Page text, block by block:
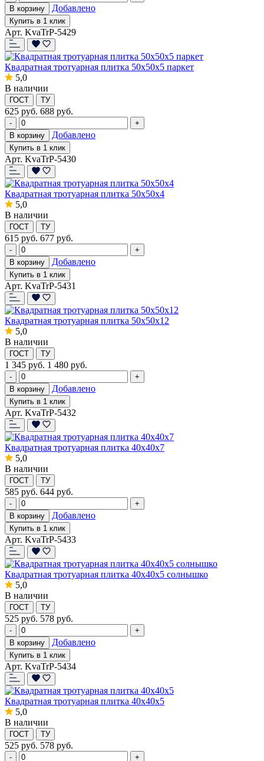
В корзину
Добавлено
Купить в 1 клик
Арт. KvaTrP-5429
Квадратная тротуарная плитка 50х50х5 паркет
5,0
В наличии
ГОСТ ТУ
625 руб. 688 руб.
-
+
В корзину
Добавлено
Купить в 1 клик
Арт. KvaTrP-5430
Квадратная тротуарная плитка 50х50х4
5,0
В наличии
ГОСТ ТУ
615 руб. 677 руб.
-
+
В корзину
Добавлено
Купить в 1 клик
Арт. KvaTrP-5431
Квадратная тротуарная плитка 50х50х12
5,0
В наличии
ГОСТ ТУ
1 345 руб. 1 480 руб.
-
+
В корзину
Добавлено
Купить в 1 клик
Арт. KvaTrP-5432
Квадратная тротуарная плитка 40x40x7
5,0
В наличии
ГОСТ ТУ
585 руб. 644 руб.
-
+
В корзину
Добавлено
Купить в 1 клик
Арт. KvaTrP-5433
Квадратная тротуарная плитка 40x40x5 солнышко
5,0
В наличии
ГОСТ ТУ
525 руб. 578 руб.
-
+
В корзину
Добавлено
Купить в 1 клик
Арт. KvaTrP-5434
Квадратная тротуарная плитка 40x40x5
5,0
В наличии
ГОСТ ТУ
525 руб. 578 руб.
- +